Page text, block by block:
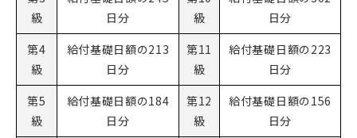
級
日分
級
日分
第4
級
給付基礎日額の213
日分
第11
級
給付基礎日額の223
日分
第5
級
給付基礎日額の184
日分
第12
級
給付基礎日額の156
日分